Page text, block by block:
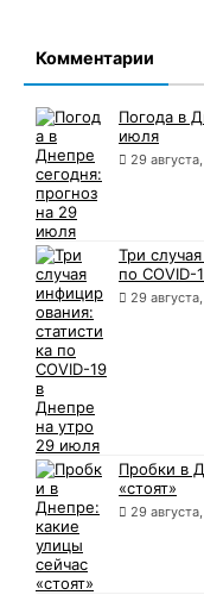
Комментарии
Погода в
июля
29
Три
по
29
Пробки в
«стоят»
29